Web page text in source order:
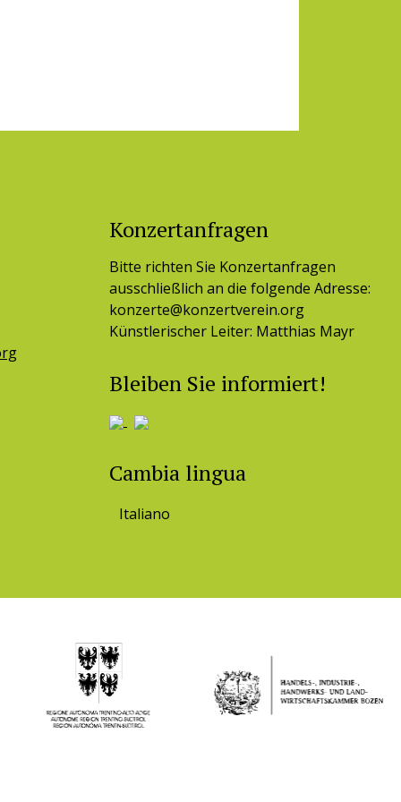
Konzertanfragen
Bitte richten Sie Konzertanfragen
ausschließlich an die folgende Adresse:
konzerte@konzertverein.org
Künstlerischer Leiter: Matthias Mayr
Bleiben Sie informiert!
Cambia lingua
Italiano